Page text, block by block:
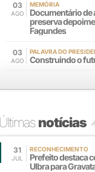
03
AGO
MEMÓRIA
Documentário de
preserva
Fagundes
03
AGO
PALAVRA DO
Construindo o
Últimasnotícias
31
JUL
RECONHECIMENTO
Prefeito destaca
Ulbra para